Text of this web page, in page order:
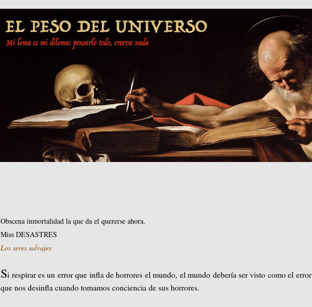
Obscena inmortalidad la que da el quererse ahora.
Miss DESASTRES
Los seres salvajes
Si respirar es un error que infla de horrores el mundo, el mundo debería ser visto como el error
que nos desinfla cuando tomamos conciencia de sus horrores.